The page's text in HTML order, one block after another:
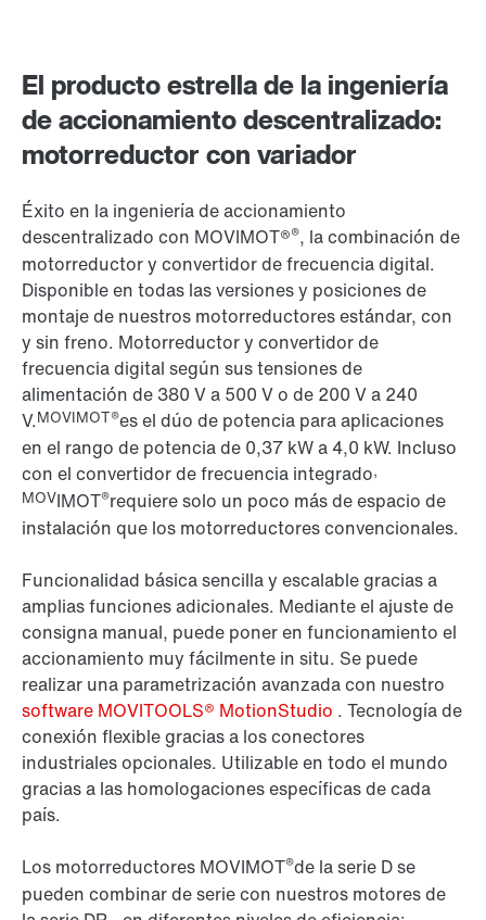
El producto estrella de la ingeniería
de accionamiento descentralizado:
motorreductor con variador
Éxito en la ingeniería de accionamiento
descentralizado con MOVIMOT®®, la combinación de
motorreductor y convertidor de frecuencia digital.
Disponible en todas las versiones y posiciones de
montaje de nuestros motorreductores estándar, con
y sin freno. Motorreductor y convertidor de
frecuencia digital según sus tensiones de
alimentación de 380 V a 500 V o de 200 V a 240
V.MOVIMOT®es el dúo de potencia para aplicaciones
en el rango de potencia de 0,37 kW a 4,0 kW. Incluso
con el convertidor de frecuencia integrado,
MOVIMOT®requiere solo un poco más de espacio de
instalación que los motorreductores convencionales.
Funcionalidad básica sencilla y escalable gracias a
amplias funciones adicionales. Mediante el ajuste de
consigna manual, puede poner en funcionamiento el
accionamiento muy fácilmente in situ. Se puede
realizar una parametrización avanzada con nuestro
software MOVITOOLS® MotionStudio . Tecnología de
conexión flexible gracias a los conectores
industriales opcionales. Utilizable en todo el mundo
gracias a las homologaciones específicas de cada
país.
Los motorreductores MOVIMOT®de la serie D se
pueden combinar de serie con nuestros motores de